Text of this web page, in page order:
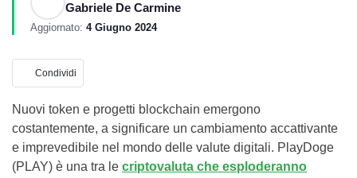
Gabriele De Carmine
Aggiornato: 4 Giugno 2024
Condividi
Nuovi token e progetti blockchain emergono
costantemente, a significare un cambiamento accattivante
e imprevedibile nel mondo delle valute digitali. PlayDoge
(PLAY) è una tra le criptovaluta che esploderanno